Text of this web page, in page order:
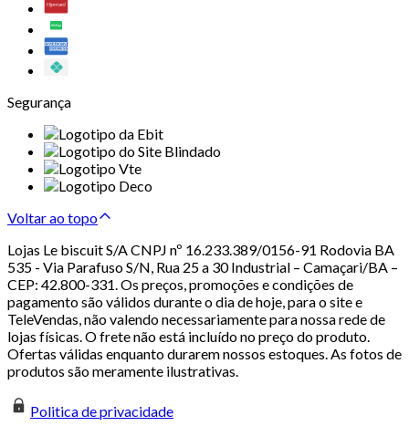
Segurança
Voltar ao topo
Lojas Le biscuit S/A CNPJ nº 16.233.389/0156-91 Rodovia BA
535 - Via Parafuso S/N, Rua 25 a 30 Industrial – Camaçari/BA –
CEP: 42.800-331. Os preços, promoções e condições de
pagamento são válidos durante o dia de hoje, para o site e
TeleVendas, não valendo necessariamente para nossa rede de
lojas físicas. O frete não está incluído no preço do produto.
Ofertas válidas enquanto durarem nossos estoques. As fotos de
produtos são meramente ilustrativas.
Politica de privacidade